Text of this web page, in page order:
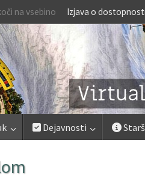
na vsebino Izjava o
Dejavnosti